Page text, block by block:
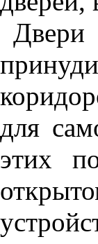
для
этих